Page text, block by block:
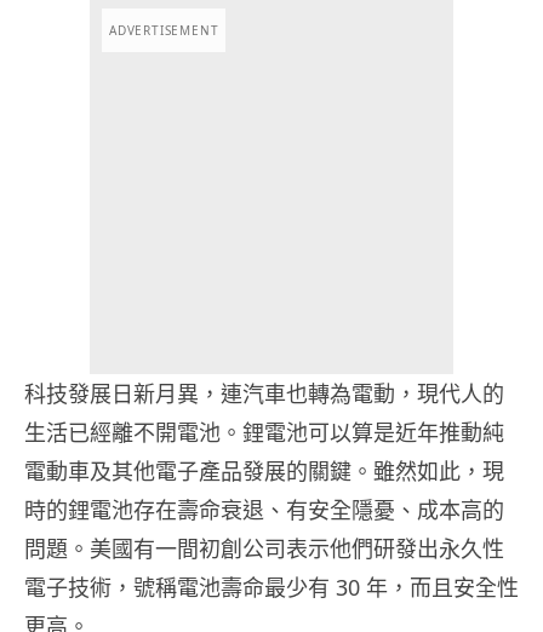
ADVERTISEMENT
科技發展日新月異，連汽車也轉為電動，現代人的
生活已經離不開電池。鋰電池可以算是近年推動純
電動車及其他電子產品發展的關鍵。雖然如此，現
時的鋰電池存在壽命衰退、有安全隱憂、成本高的
問題。美國有一間初創公司表示他們研發出永久性
電子技術，號稱電池壽命最少有 30 年，而且安全性